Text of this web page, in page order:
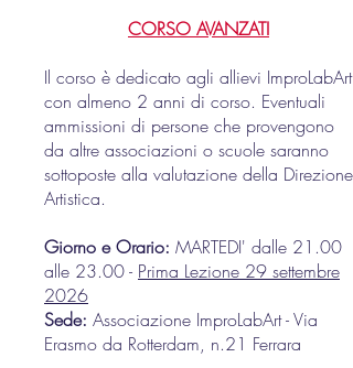
CORSO AVANZATI
Il corso è dedicato agli allievi ImproLabArt
con almeno 2 anni di corso. Eventuali
ammissioni di persone che provengono
da altre associazioni o scuole saranno
sottoposte alla valutazione della Direzione
Artistica.
Giorno e Orario: MARTEDI' dalle 21.00
alle 23.00 - Prima Lezione 29 settembre
2026
Sede: Associazione ImproLabArt -Via
Erasmo da Rotterdam, n.21 Ferrara